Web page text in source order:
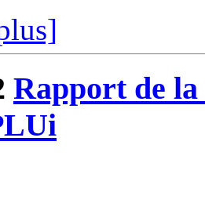
Rapport de